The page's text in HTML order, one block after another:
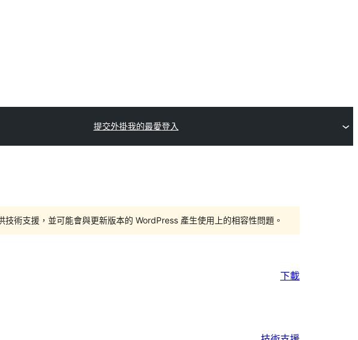
提交外掛我的最愛登入
技術支援，並可能會與更新版本的 WordPress 產生使用上的相容性問題。
下載